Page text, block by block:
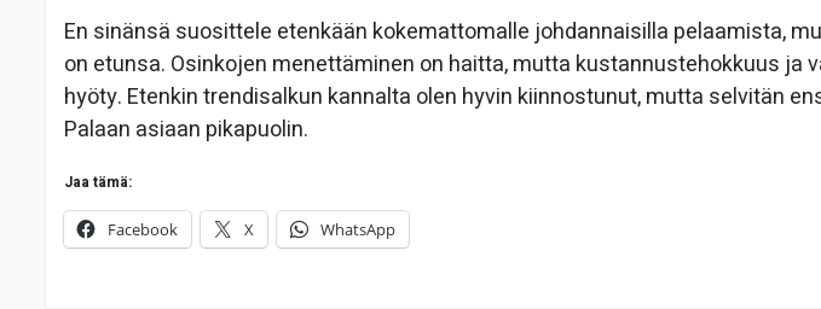
En sinänsä suosittele etenkään kokemattomalle johdannaisilla pelaamista,
on etunsa. Osinkojen menettäminen on haitta, mutta kustannustehokkuus ja
hyöty. Etenkin trendisalkun kannalta olen hyvin kiinnostunut, mutta selvitän
Palaan asiaan pikapuolin.
Jaa tämä:
Facebook X WhatsApp